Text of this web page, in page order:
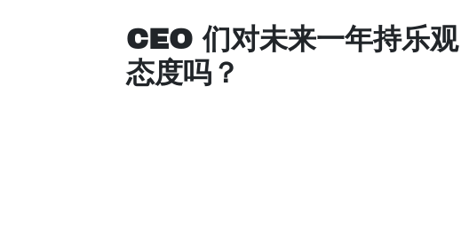
CEO 们对未来一年持乐观
态度吗？